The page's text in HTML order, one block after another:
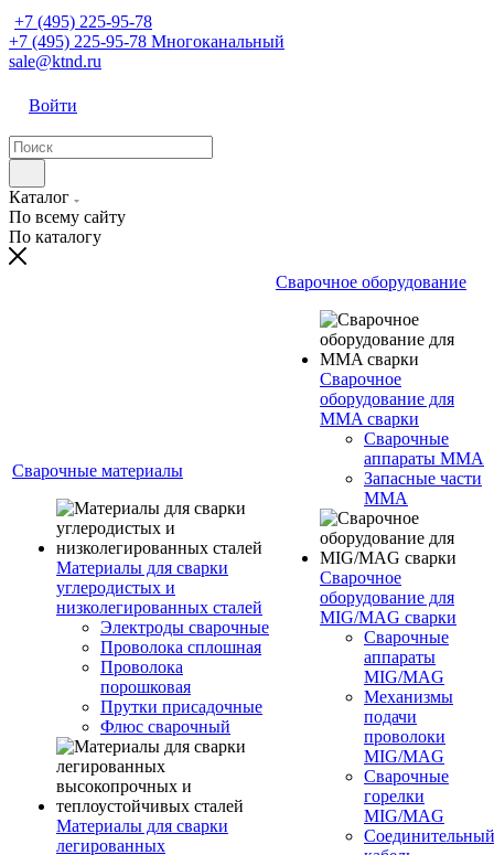
+7 (495) 225-95-78
+7 (495) 225-95-78 Многоканальный
sale@ktnd.ru
Войти
Каталог
По всему сайту
По каталогу
Сварочные материалы
Материалы для сварки
углеродистых и
низколегированных сталей
Электроды сварочные
Проволока сплошная
Проволока
порошковая
Прутки присадочные
Флюс сварочный
Материалы для сварки
легированных
Сварочное оборудование
Сварочное
оборудование для
MMA сварки
Сварочные
аппараты MMA
Запасные части
MMA
Сварочное
оборудование для
MIG/MAG сварки
Сварочные
аппараты
MIG/MAG
Механизмы
подачи
проволоки
MIG/MAG
Сварочные
горелки
MIG/MAG
Соединительный